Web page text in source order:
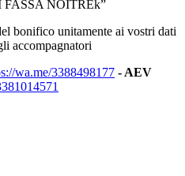
NOITREk”
bonifico unitamente ai vostri dati
accompagnatori
wa.me/3388498177 - AEV